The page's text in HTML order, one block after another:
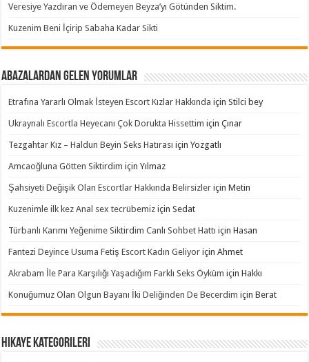
Veresiye Yazdıran ve Ödemeyen Beyza’yı Götünden Siktim.
Kuzenim Beni İçirip Sabaha Kadar Sikti
Abazalardan Gelen Yorumlar
Etrafına Yararlı Olmak İsteyen Escort Kızlar Hakkında içinStilci bey
Ukraynalı Escortla Heyecanı Çok Dorukta Hissettim içinÇınar
Tezgahtar Kız – Haldun Beyin Seks Hatırası içinYozgatlı
Amcaoğluna Götten Siktirdim içinYılmaz
Şahsiyeti Değişik Olan Escortlar Hakkında Belirsizler içinMetin
Kuzenimle ilk kez Anal sex tecrübemiz içinSedat
Türbanlı Karımı Yeğenime Siktirdim Canlı Sohbet Hattı içinHasan
Fantezi Deyince Usuma Fetiş Escort Kadın Geliyor içinAhmet
Akrabam İle Para Karşılığı Yaşadığım Farklı Seks Öyküm içinHakkı
Konuğumuz Olan Olgun Bayanı İki Deliğinden De Becerdim içinBerat
Hikaye Kategorileri